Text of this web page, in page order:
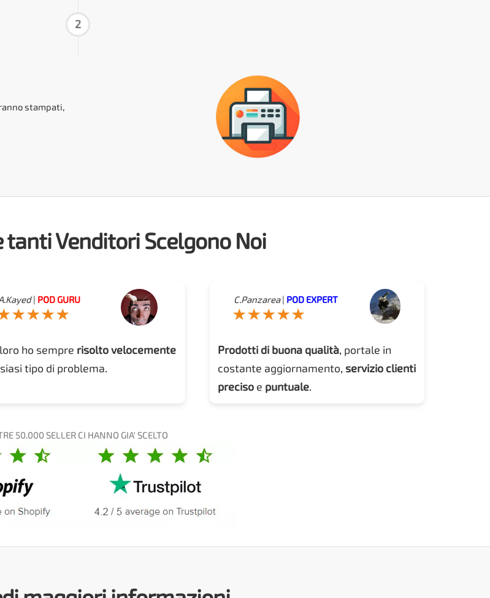
2
stampati,
tanti Venditori Scelgono Noi
| POD GURU
ho sempre risolto velocemente
tipo di problema.
C.Panzarea| POD EXPERT
Prodotti di buona qualità, portale in
costante aggiornamento, servizio clienti
precisoe puntuale.
50.000 SELLER CI HANNO GIA' SCELTO